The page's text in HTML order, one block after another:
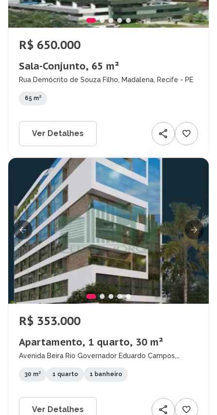
R$ 650.000
Sala-Conjunto, 65 m²
Rua Demócrito de Souza Filho, Madalena, Recife - PE
65 m²
Ver Detalhes
R$ 353.000
Apartamento, 1 quarto, 30 m²
Avenida Beira Rio Governador Eduardo Campos,
30 m² 1 quarto 1 banheiro
Ver Detalhes